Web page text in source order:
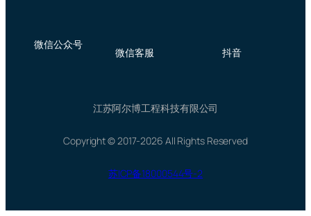
微信公众号
微信客服 抖音
江苏阿尔博工程科技有限公司
Copyright © 2017-2026 All Rights Reserved
苏ICP备18000544号-2